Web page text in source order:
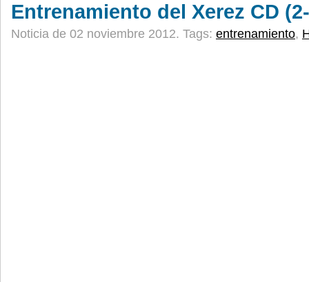
Entrenamiento del Xerez CD
Noticia de 02 noviembre 2012. Tags: entrenamiento,